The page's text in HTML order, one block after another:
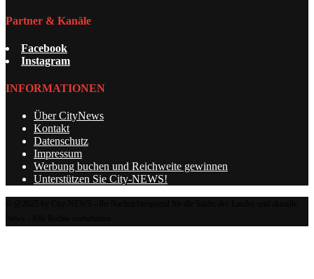
Partner & Kanäle
Facebook
Instagram
INFORMATIONEN
Über CityNews
Kontakt
Datenschutz
Impressum
Werbung buchen und Reichweite gewinnen
Unterstützen Sie City-NEWS!